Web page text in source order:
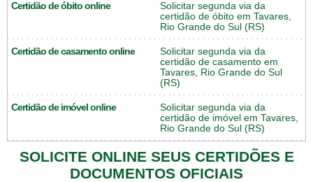
Certidão de óbito online
Solicitar segunda via da
certidão de óbito em Tavares,
Rio Grande do Sul (RS)
Certidão de casamento online
Solicitar segunda via da
certidão de casamento em
Tavares, Rio Grande do Sul
(RS)
Certidão de imóvel online
Solicitar segunda via da
certidão de imóvel em Tavares,
Rio Grande do Sul (RS)
SOLICITE ONLINE SEUS CERTIDÕES E
DOCUMENTOS OFICIAIS